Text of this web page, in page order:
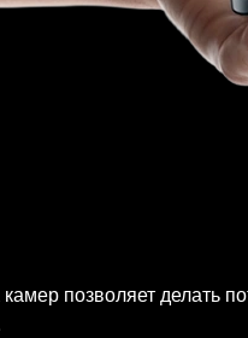
позволяет делать